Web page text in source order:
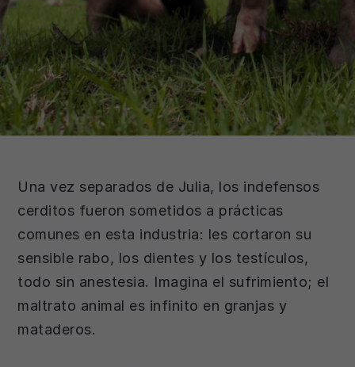
Una vez separados de Julia, los indefensos
cerditos fueron sometidos a prácticas
comunes en esta industria: les cortaron su
sensible rabo, los dientes y los testículos,
todo sin anestesia. Imagina el sufrimiento; el
maltrato animal es infinito en granjas y
mataderos.